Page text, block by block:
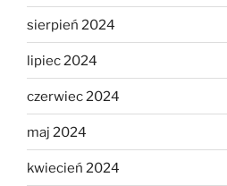
sierpień 2024
lipiec 2024
czerwiec 2024
maj 2024
kwiecień 2024